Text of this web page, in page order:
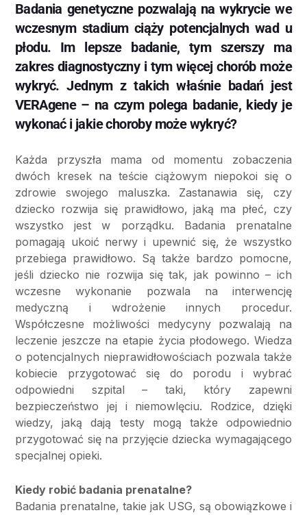
Badania genetyczne pozwalają na wykrycie we
wczesnym stadium ciąży potencjalnych wad u
płodu. Im lepsze badanie, tym szerszy ma
zakres diagnostyczny i tym więcej chorób może
wykryć. Jednym z takich właśnie badań jest
VERAgene – na czym polega badanie, kiedy je
wykonać i jakie choroby może wykryć?
Każda przyszła mama od momentu zobaczenia
dwóch kresek na teście ciążowym niepokoi się o
zdrowie swojego maluszka. Zastanawia się, czy
dziecko rozwija się prawidłowo, jaką ma płeć, czy
wszystko jest w porządku. Badania prenatalne
pomagają ukoić nerwy i upewnić się, że wszystko
przebiega prawidłowo. Są także bardzo pomocne,
jeśli dziecko nie rozwija się tak, jak powinno – ich
wczesne wykonanie pozwala na interwencję
medyczną i wdrożenie innych procedur.
Współczesne możliwości medycyny pozwalają na
leczenie jeszcze na etapie życia płodowego. Wiedza
o potencjalnych nieprawidłowościach pozwala także
kobiecie przygotować się do porodu i wybrać
odpowiedni szpital – taki, który zapewni
bezpieczeństwo jej i niemowlęciu. Rodzice, dzięki
wiedzy, jaką dają testy mogą także odpowiednio
przygotować się na przyjęcie dziecka wymagającego
specjalnej opieki.
Kiedy robić badania prenatalne?
Badania prenatalne, takie jak USG, są obowiązkowe i